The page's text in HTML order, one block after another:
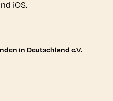
iOS.
weitere Links
in Deutschland e.V.